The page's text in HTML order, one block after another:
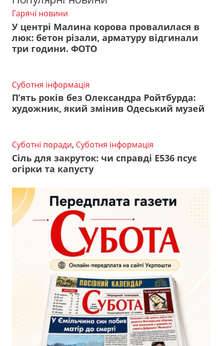
Гарячі новини
У центрі Малина корова провалилася в
люк: бетон різали, арматуру відгинали
три години. ФОТО
Суботня інформація
П’ять років без Олександра Ройтбурда:
художник, який змінив Одеський музей
Суботні поради, Суботня інформація
Сіль для закруток: чи справді Е536 псує
огірки та капусту